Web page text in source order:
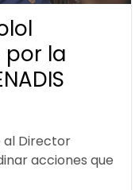
la
al Director
acciones que